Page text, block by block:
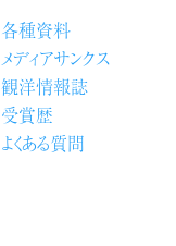
各種資料
メディアサンクス
観洋情報誌
受賞歴
よくある質問